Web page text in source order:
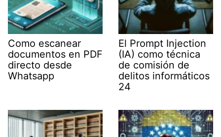
Como escanear
documentos en PDF
directo desde
Whatsapp
El Prompt Injection
(IA) como técnica
de comisión de
delitos informáticos
24